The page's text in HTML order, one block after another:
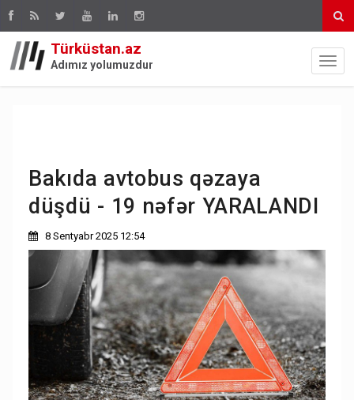
Türküstan.az
Adımız yolumuzdur
Bakıda avtobus qəzaya
düşdü - 19 nəfər YARALANDI
8 Sentyabr 2025 12:54